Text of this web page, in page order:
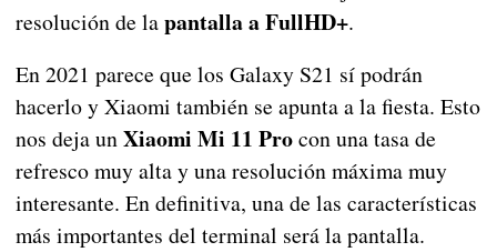
resolución de lapantalla a FullHD+.
En 2021 parece que los Galaxy S21 sí podrán
hacerlo y Xiaomi también se apunta a la fiesta. Esto
nos deja unXiaomi Mi 11 Procon una tasa de
refresco muy alta y una resolución máxima muy
interesante. En definitiva, una de las características
más importantes del terminal será la pantalla.